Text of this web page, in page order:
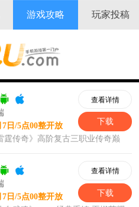
游戏攻略 玩家投稿